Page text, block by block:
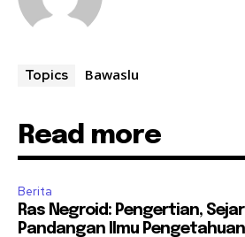
Topics Bawaslu
Read more
Berita
Ras Negroid: Pengertian,
Pandangan Ilmu